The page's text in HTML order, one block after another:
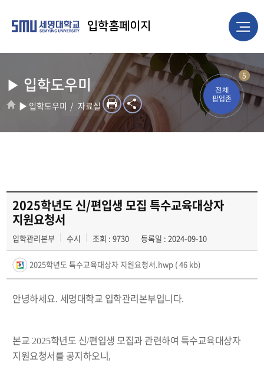
5
전체
팝업존
입학홈페이지
▶ 입학도우미
▶ 입학도우미 자료실
2025학년도 신/편입생 모집 특수교육대상자
지원요청서
입학관리본부 수시 조회 : 9730 등록일 : 2024-09-10
2025학년도 특수교육대상자 지원요청서.hwp ( 46 kb)
안녕하세요. 세명대학교 입학관리본부입니다.
본교 2025학년도 신/편입생 모집과 관련하여 특수교육대상자
지원요청서를 공지하오니,